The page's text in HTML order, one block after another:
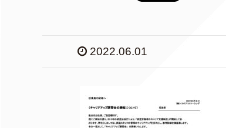
2022.06.01